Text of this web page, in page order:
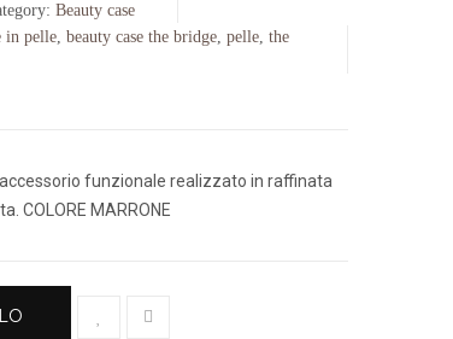
Beauty case
in pelle, beauty case the bridge, pelle, the
funzionale realizzato in raffinata
COLORE MARRONE